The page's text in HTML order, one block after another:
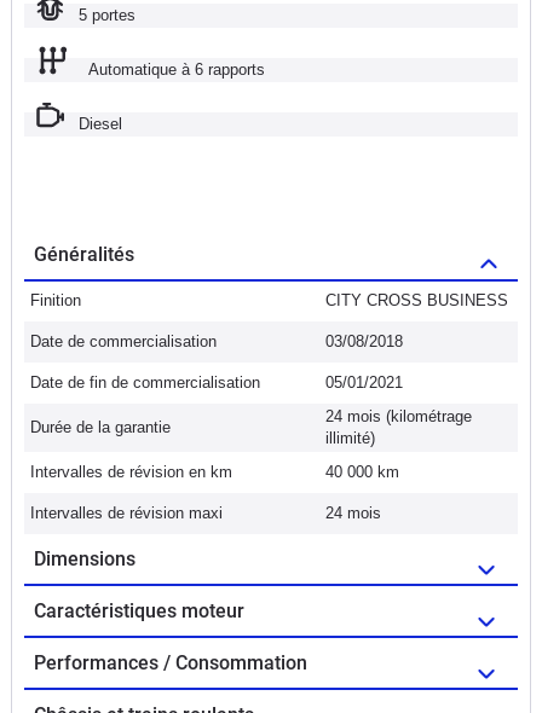
5 portes
Automatique à 6 rapports
Diesel
Généralités
Finition CITY CROSS BUSINESS
Date de commercialisation 03/08/2018
Date de fin de commercialisation 05/01/2021
Durée de la garantie
24 mois (kilométrage
illimité)
Intervalles de révision en km
40 000 km
Intervalles de révision maxi 24 mois
Dimensions
Caractéristiques moteur
Performances / Consommation